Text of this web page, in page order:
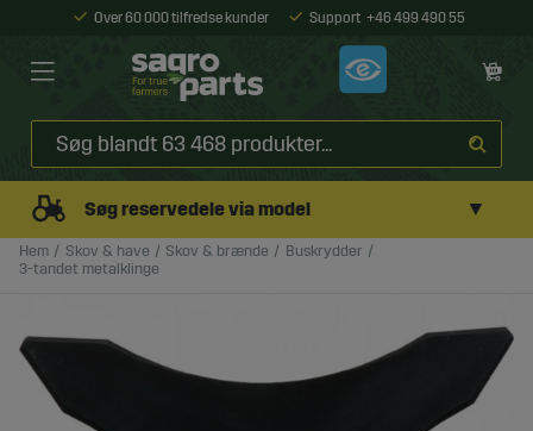
Over 60 000 tilfredse kunder Support +46 499 490 55
Søg reservedele via model ▼
Hem Skov & have Skov & brænde
Buskrydder
3-tandet metalklinge